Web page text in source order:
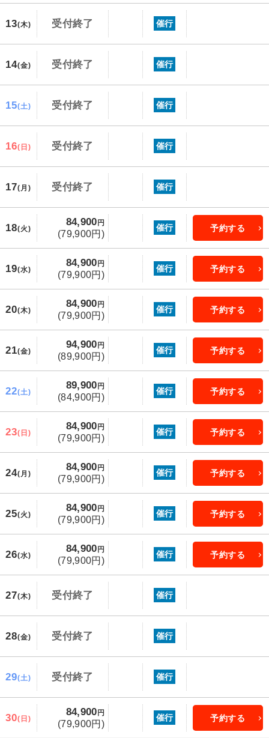
13(木) 受付終了 催行
14(金) 受付終了 催行
15(土) 受付終了 催行
16(日) 受付終了 催行
17(月) 受付終了 催行
18(火)
84,900 円
(79,900円)
催行 予約する
19(水)
84,900 円
(79,900円)
催行 予約する
20(木)
84,900 円
(79,900円)
催行 予約する
21(金)
94,900 円
(89,900円)
催行 予約する
22(土)
89,900 円
(84,900円)
催行 予約する
23(日)
84,900 円
(79,900円)
催行 予約する
24(月)
84,900 円
(79,900円)
催行 予約する
25(火)
84,900 円
(79,900円)
催行 予約する
26(水)
84,900 円
(79,900円)
催行 予約する
27(木) 受付終了 催行
28(金) 受付終了 催行
29(土) 受付終了 催行
30(日)
84,900 円
(79,900円)
催行 予約する